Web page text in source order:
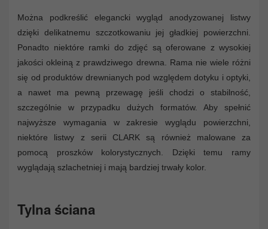
Można podkreślić elegancki wygląd anodyzowanej listwy
dzięki delikatnemu szczotkowaniu jej gładkiej powierzchni.
Ponadto niektóre ramki do zdjęć są oferowane z wysokiej
jakości okleiną z prawdziwego drewna. Rama nie wiele różni
się od produktów drewnianych pod względem dotyku i optyki,
a nawet ma pewną przewagę jeśli chodzi o stabilność,
szczególnie w przypadku dużych formatów. Aby spełnić
najwyższe wymagania w zakresie wyglądu powierzchni,
niektóre listwy z serii CLARK są również malowane za
pomocą proszków kolorystycznych. Dzięki temu ramy
wyglądają szlachetniej i mają bardziej trwały kolor.
Tylna ściana